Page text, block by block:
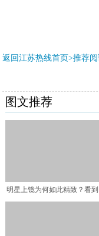
返回江苏热线首页>推荐
图文推荐
明星上镜为何如此精致？看到